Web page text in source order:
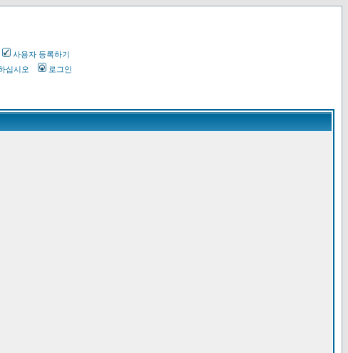
사용자 등록하기
십시오 로그인